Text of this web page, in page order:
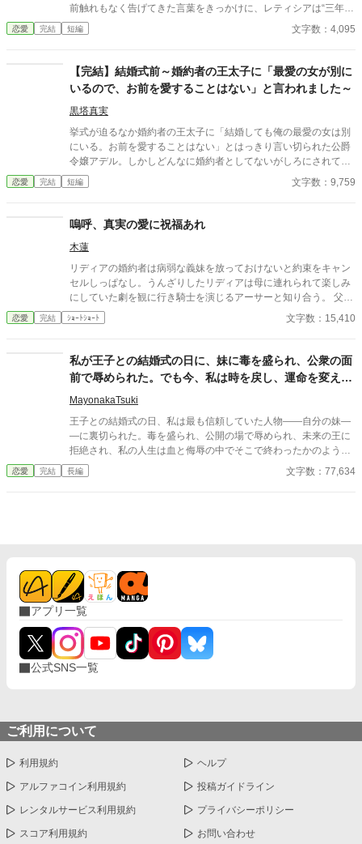
前触れもなく告げてきた言葉をきっかけに、レティシアは“三年
間”の契約を終わらせることにした。 赤の他人を屋敷に迎えるこ
とはしない。 不要なものに感情を砕く理由などない。 「だって、
切り捨ててしまいましょう。
恋愛 完結 短編 文字数：4,095
【完結】結婚式前～婚約者の王太子に「最愛の女が別に
いるので、お前を愛することはない」と言われました～
黒塔真実
挙式が迫るなか婚約者の王太子に「結婚しても俺の最愛の女は別
にいる。お前を愛することはない」とはっきり言い切られた公爵
令嬢アデル。しかしどんなに婚約者としてないがしろにされても
女性としての誇りを傷つけられても彼女は平気だった。なぜなら
大切な「心の拠り所」があるから……。しかし、王立学園の卒業
を受けるのだった―― ※神視点。■なろうにも別タイトルで重
複投稿←【ジャンル日間4位】。
恋愛 完結 短編 文字数：9,759
嗚呼、真実の愛に祝福あれ
木蓮
リディアの婚約者は病弱な義妹を放っておけないと約束をキャン
セルしっぱなし。うんざりしたリディアは母に連れられて楽しみ
にしていた劇を観に行き騎士を演じるアーサーと知り合う。 父か
ら条件付きで婚約者との婚約解消の許可をもらったリディアはせ
っせと劇を観にいってアーサーと仲良くなる。 しかし、婚約者が
人の暴走に巻き込まれ、アーサーを巻きこんだ喜劇（？）の幕が
上がる――。 推し活していたら恋が叶って脳みそ花畑婚約者たち
もさっくり撃退した、ゆるふわ恋愛劇。
恋愛 完結 ｼｮｰﾄｼｮｰﾄ 文字数：15,410
私が王子との結婚式の日に、妹に毒を盛られ、公衆の面
前で辱められた。でも今、私は時を戻し、運命を変えに
来た。
MayonakaTsuki
王子との結婚式の日、私は最も信頼していた人物――自分の妹―
―に裏切られた。毒を盛られ、公開の場で辱められ、未来の王に
拒絶され、私の人生は血と侮辱の中でそこで終わったかのように
思えた。しかし、死が私を迎えたとき、不可能なことが起きた―
―私は同じ回廊で、祭壇の前で目を覚まし、あらゆる涙、嘘、そ
恋愛 完結 長編 文字数：77,634
アプリ一覧
公式SNS一覧
ご利用について
利用規約 ヘルプ
アルファコイン利用規約 投稿ガイドライン
レンタルサービス利用規約 プライバシーポリシー
スコア利用規約 お問い合わせ